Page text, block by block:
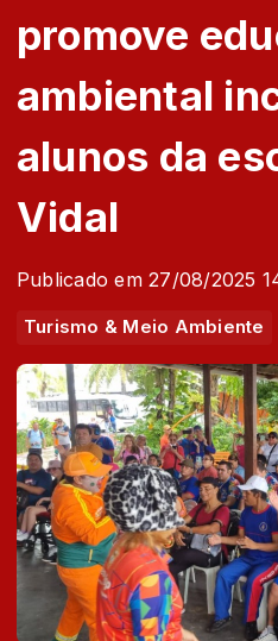
promove
ambiental
alunos da
Vidal
Publicado em 27/08/2025
Turismo & Meio Ambiente